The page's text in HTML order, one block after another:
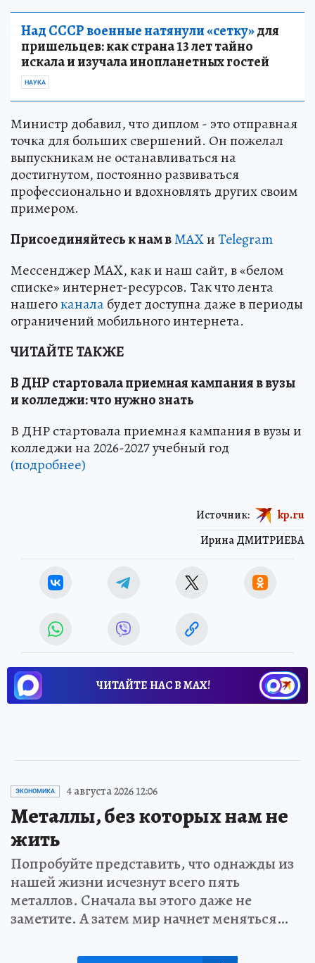
Над СССР военные натянули «сетку»для
пришельцев: как страна 13 лет тайно
искала и изучала инопланетных гостей
НАУКА
Министр добавил, что диплом - это отправная
точка для больших свершений. Он пожелал
выпускникам не останавливаться на
достигнутом, постоянно развиваться
профессионально и вдохновлять других своим
примером.
Присоединяйтесь к нам вMAXиTelegram
Мессенджер MAX, как и наш сайт, в «белом
списке» интернет-ресурсов. Так что лента
нашегоканалабудет доступна даже в периоды
ограничений мобильного интернета.
ЧИТАЙТЕ ТАКЖЕ
В ДНР стартовала приемная кампания в вузы
и колледжи: что нужно знать
В ДНР стартовала приемная кампания в вузы и
колледжи на 2026-2027 учебный год
(подробнее)
Ирина ДМИТРИЕВА
Источник: kp.ru
ЧИТАЙТЕ НАС В МАХ!
ЭКОНОМИКА 4 августа 2026 12:06
Металлы, без которых нам не
жить
Попробуйте представить, что однажды из
нашей жизни исчезнут всего пять
металлов. Сначала вы этого даже не
заметите. А затем мир начнет меняться…